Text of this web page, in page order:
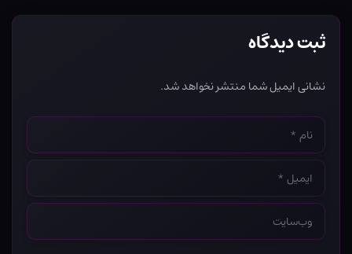
ثبت دیدگاه
نشانی ایمیل شما منتشر نخواهد شد.
نام
*
ایمیل
*
وب‌سایت
*